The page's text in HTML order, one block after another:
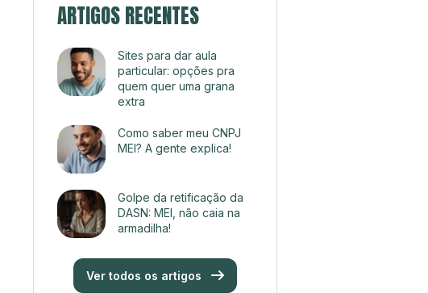
ARTIGOS RECENTES
Sites para dar aula
particular: opções pra
quem quer uma grana
extra
Como saber meu CNPJ
MEI? A gente explica!
Golpe da retificação da
DASN: MEI, não caia na
armadilha!
Ver todos os artigos